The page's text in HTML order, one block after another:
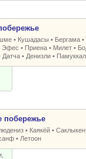
• Кушадасы • Бергама •
Эфес • Приена • Милет •
Датча • Денизли •
побережье
• Каякёй •
• Летоон